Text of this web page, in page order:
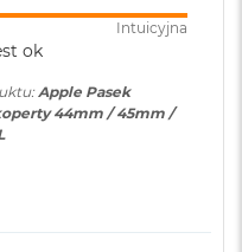
Intuicyjna
ok
Apple Pasek
44mm / 45mm /